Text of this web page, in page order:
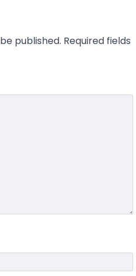
published. Required fields